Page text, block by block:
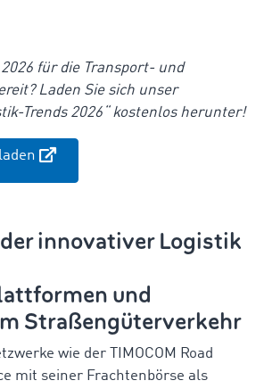
für die Transport- und
Laden Sie sich unser
Trends 2026“ kostenlos herunter!
innovativer Logistik
und
Straßengüterverkehr
wie der TIMOCOM Road
mit seiner Frachtenbörse als